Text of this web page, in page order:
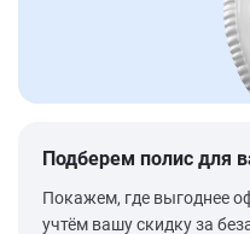
Подберем полис для
Покажем, где выгоднее
учтём вашу скидку за